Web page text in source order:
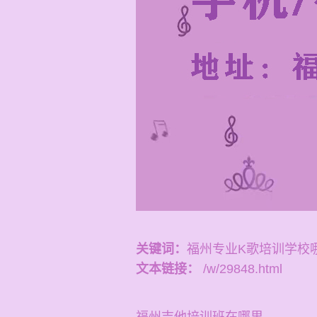
关键词： 福州专业K歌培训学校
文本链接：
/w/29848.html